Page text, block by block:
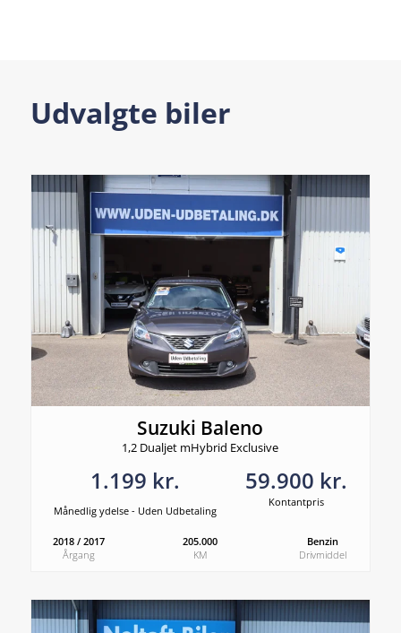
Udvalgte biler
Suzuki Baleno
1,2 Dualjet mHybrid Exclusive
1.199 kr.
Månedlig ydelse - Uden Udbetaling
59.900 kr.
Kontantpris
2018 / 2017
Årgang
205.000
KM
Benzin
Drivmiddel